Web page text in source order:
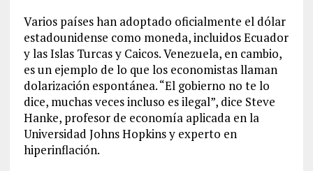
Varios países han adoptado oficialmente el dólar
estadounidense como moneda, incluidos Ecuador
y las Islas Turcas y Caicos. Venezuela, en cambio,
es un ejemplo de lo que los economistas llaman
dolarización espontánea. “El gobierno no te lo
dice, muchas veces incluso es ilegal”, dice Steve
Hanke, profesor de economía aplicada en la
Universidad Johns Hopkins y experto en
hiperinflación.